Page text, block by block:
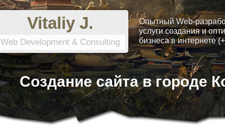
Vitaliy J.
Web Development & Consulting
Опытный Web-
услуги создания и
бизнеса в интернете
Создание сайта в городе